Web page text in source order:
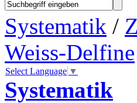
Systematik /
Weiss-Delfine
Select Language ▼
Systematik